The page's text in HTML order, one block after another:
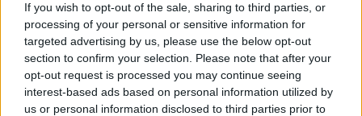
If you wish to opt-out of the sale, sharing to third parties, or
processing of your personal or sensitive information for
targeted advertising by us, please use the below opt-out
section to confirm your selection. Please note that after your
opt-out request is processed you may continue seeing
interest-based ads based on personal information utilized by
us or personal information disclosed to third parties prior to
AUTORE